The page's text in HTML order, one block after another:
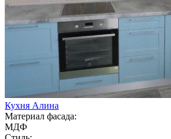
Кухня Алина
Материал фасада:
МДФ